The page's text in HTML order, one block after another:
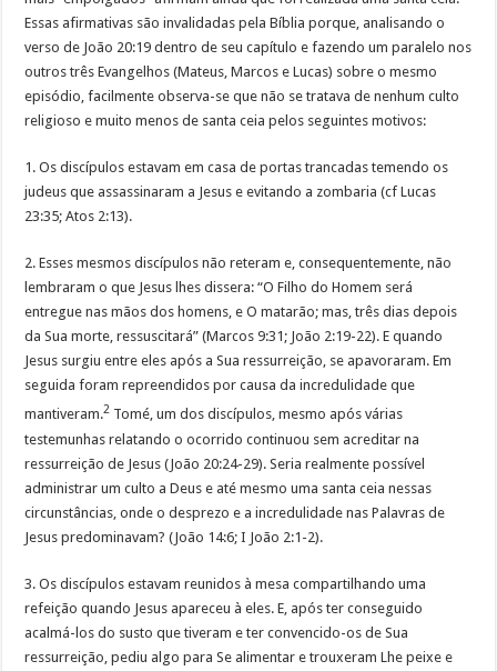
Essas afirmativas são invalidadas pela Bíblia porque, analisando o
verso de João 20:19 dentro de seu capítulo e fazendo um paralelo nos
outros três Evangelhos (Mateus, Marcos e Lucas) sobre o mesmo
episódio, facilmente observa-se que não se tratava de nenhum culto
religioso e muito menos de santa ceia pelos seguintes motivos:
1. Os discípulos estavam em casa de portas trancadas temendo os
judeus que assassinaram a Jesus e evitando a zombaria (cf Lucas
23:35; Atos 2:13).
2. Esses mesmos discípulos não reteram e, consequentemente, não
lembraram o que Jesus lhes dissera: “O Filho do Homem será
entregue nas mãos dos homens, e O matarão; mas, três dias depois
da Sua morte, ressuscitará” (Marcos 9:31; João 2:19-22). E quando
Jesus surgiu entre eles após a Sua ressurreição, se apavoraram. Em
seguida foram repreendidos por causa da incredulidade que
mantiveram.2 Tomé, um dos discípulos, mesmo após várias
testemunhas relatando o ocorrido continuou sem acreditar na
ressurreição de Jesus (João 20:24-29). Seria realmente possível
administrar um culto a Deus e até mesmo uma santa ceia nessas
circunstâncias, onde o desprezo e a incredulidade nas Palavras de
Jesus predominavam? (João 14:6; I João 2:1-2).
3. Os discípulos estavam reunidos à mesa compartilhando uma
refeição quando Jesus apareceu à eles. E, após ter conseguido
acalmá-los do susto que tiveram e ter convencido-os de Sua
ressurreição, pediu algo para Se alimentar e trouxeram Lhe peixe e